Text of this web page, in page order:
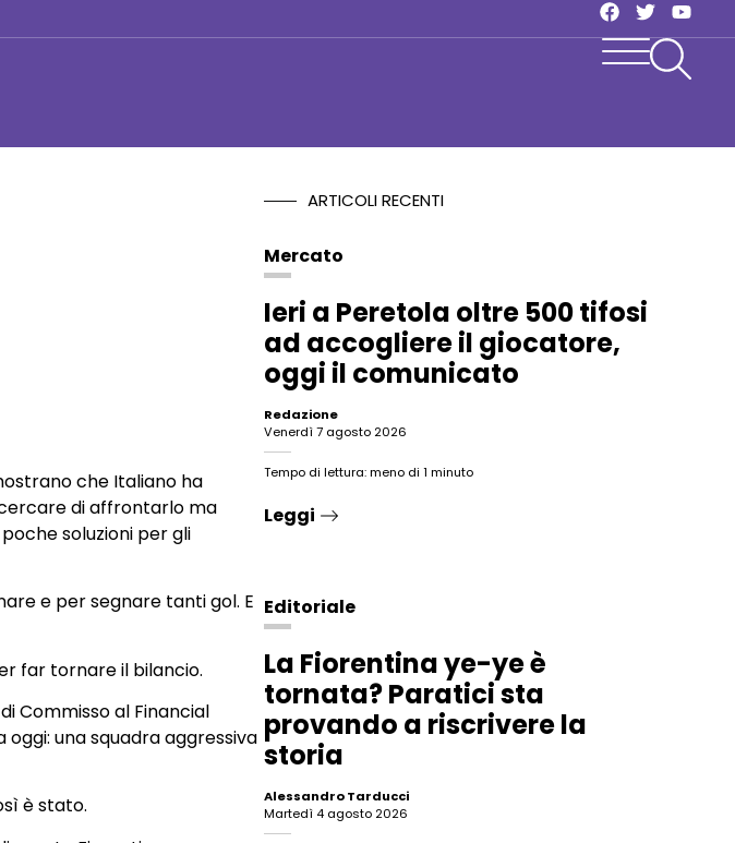
che Italiano ha
di affrontarlo ma
soluzioni per gli
e per segnare tanti gol. E
far tornare il bilancio.
Commisso al Financial
una squadra aggressiva
è stato.
ARTICOLI RECENTI
Mercato
Ieri a Peretola oltre 500 tifosi
ad accogliere il giocatore,
oggi il comunicato
Redazione
venerdì 7 agosto 2026
Tempo di lettura: meno di 1 minuto
Leggi
Editoriale
La Fiorentina ye-ye è
tornata? Paratici sta
provando a riscrivere la
storia
Alessandro Tarducci
martedì 4 agosto 2026